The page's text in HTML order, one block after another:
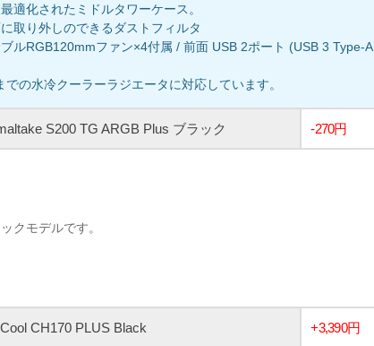
適化されたミドルタワーケース。
に取り外しのできるダストフィルタ
ブルRGB120mmファン×4付属 / 前面 USB 2ポート (USB 3 Type-A
での水冷クーラーラジエータに対応しています。
S200 TG ARGB Plus ブラック -270円
クモデルです。
CH170 PLUS Black +3,390円